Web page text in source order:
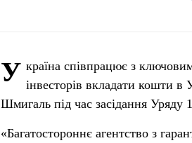
У країна співпрацює з
інвесторів вкладати кошти в
Шмигаль під час засідання Уряду
«Багатостороннє агентство з